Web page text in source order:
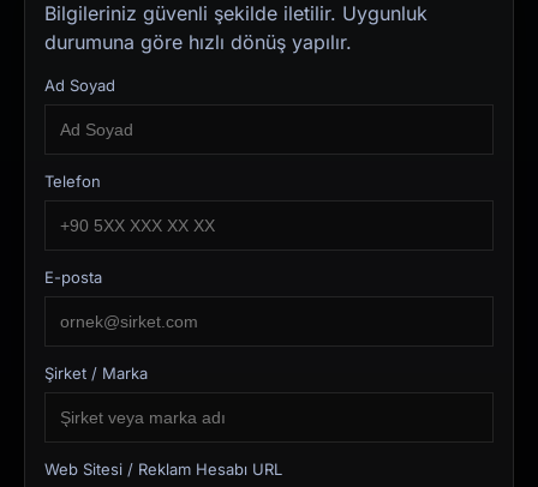
Bilgileriniz güvenli şekilde iletilir. Uygunluk
durumuna göre hızlı dönüş yapılır.
Ad Soyad
Telefon
E-posta
Şirket / Marka
Web Sitesi / Reklam Hesabı URL